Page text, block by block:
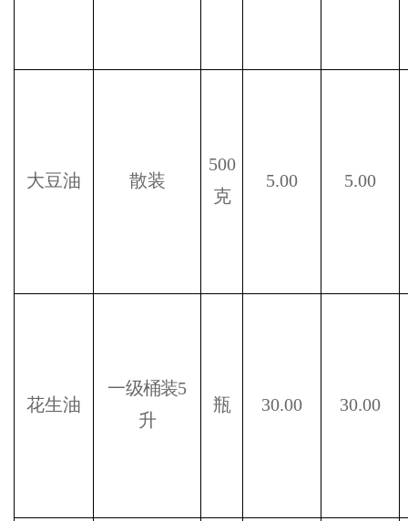
大豆油 散装
500
克
5.00 5.00
花生油
一级桶装5
升
瓶 30.00 30.00